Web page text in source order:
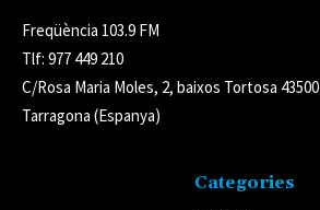
Freqüència 103.9 FM
Tlf: 977 449 210
C/Rosa Maria Moles, 2, baixos Tortosa 43500
Tarragona (Espanya)
Categories